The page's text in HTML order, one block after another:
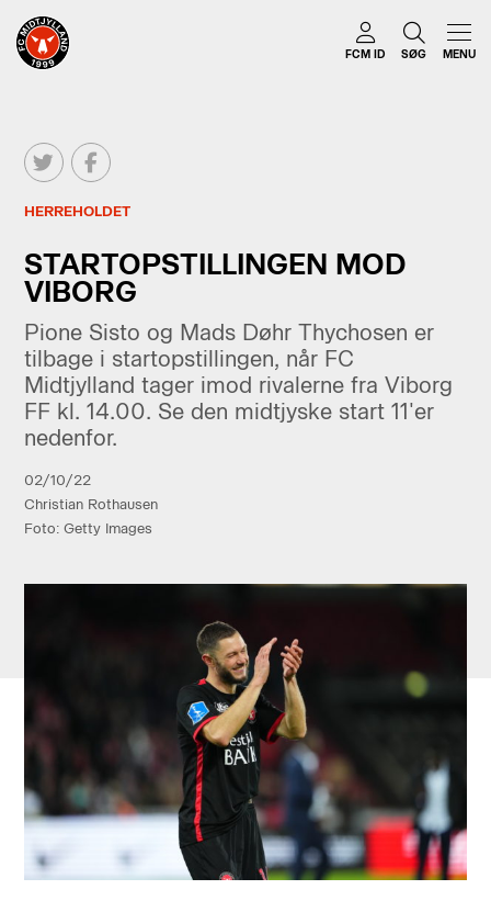
FCM ID SØG MENU
HERREHOLDET
STARTOPSTILLINGEN MOD
VIBORG
Pione Sisto og Mads Døhr Thychosen er
tilbage i startopstillingen, når FC
Midtjylland tager imod rivalerne fra Viborg
FF kl. 14.00. Se den midtjyske start 11'er
nedenfor.
02/10/22
Christian Rothausen
Foto: Getty Images